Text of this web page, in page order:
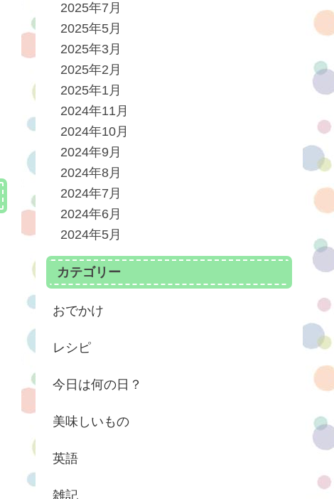
2025年7月
2025年5月
2025年3月
2025年2月
2025年1月
2024年11月
2024年10月
2024年9月
2024年8月
2024年7月
2024年6月
2024年5月
カテゴリー
おでかけ
レシピ
今日は何の日？
美味しいもの
英語
雑記